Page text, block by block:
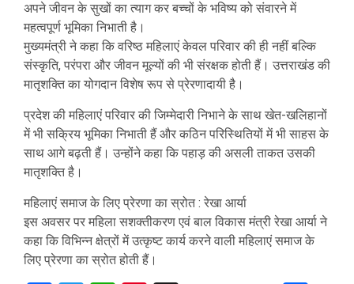
अपने जीवन के सुखों का त्याग कर बच्चों के भविष्य को संवारने में
महत्वपूर्ण भूमिका निभाती है।
मुख्यमंत्री ने कहा कि वरिष्ठ महिलाएं केवल परिवार की ही नहीं बल्कि
संस्कृति, परंपरा और जीवन मूल्यों की भी संरक्षक होती हैं। उत्तराखंड की
मातृशक्ति का योगदान विशेष रूप से प्रेरणादायी है।
प्रदेश की महिलाएं परिवार की जिम्मेदारी निभाने के साथ खेत-खलिहानों
में भी सक्रिय भूमिका निभाती हैं और कठिन परिस्थितियों में भी साहस के
साथ आगे बढ़ती हैं। उन्होंने कहा कि पहाड़ की असली ताकत उसकी
मातृशक्ति है।
महिलाएं समाज के लिए प्रेरणा का स्रोत : रेखा आर्या
इस अवसर पर महिला सशक्तीकरण एवं बाल विकास मंत्री रेखा आर्या ने
कहा कि विभिन्न क्षेत्रों में उत्कृष्ट कार्य करने वाली महिलाएं समाज के
लिए प्रेरणा का स्रोत होती हैं।